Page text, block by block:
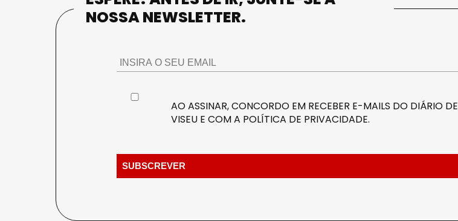
NOSSA NEWSLETTER.
AO ASSINAR, CONCORDO EM RECEBER E-MAILS DO DIÁRIO DE
VISEU E COM A POLÍTICA DE PRIVACIDADE.